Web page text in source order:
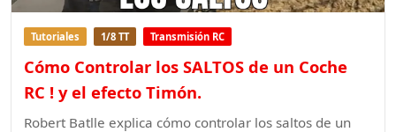
Tutoriales 1/8 TT Transmisión RC
Cómo Controlar los SALTOS de un Coche
RC ! y el efecto Timón.
Robert Batlle explica cómo controlar los saltos de un